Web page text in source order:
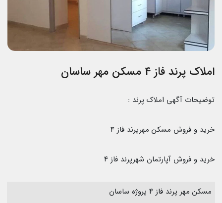
املاک پرند فاز ۴ مسکن مهر ساسان
توضیحات آگهی املاک پرند :
خرید و فروش مسکن مهرپرند فاز ۴
خرید و فروش آپارتمان شهرپرند فاز ۴
مسکن مهر پرند فاز ۴ پروژه ساسان